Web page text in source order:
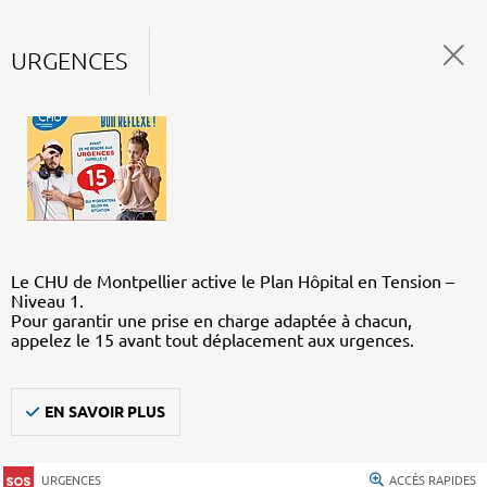
URGENCES
Le CHU de Montpellier active le Plan Hôpital en Tension –
Niveau 1.
Pour garantir une prise en charge adaptée à chacun,
appelez le 15 avant tout déplacement aux urgences.
EN SAVOIR PLUS
URGENCES ACCÈS RAPIDES